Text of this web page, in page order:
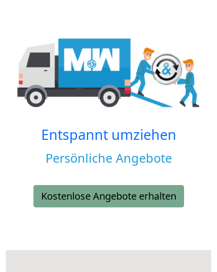
Entspannt umziehen
Persönliche Angebote
Kostenlose Angebote erhalten